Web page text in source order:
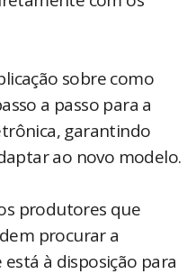
sobre como
a passo para a
garantindo
ao novo modelo.
produtores que
procurar a
à disposição para